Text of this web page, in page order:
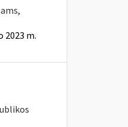
2023 m.